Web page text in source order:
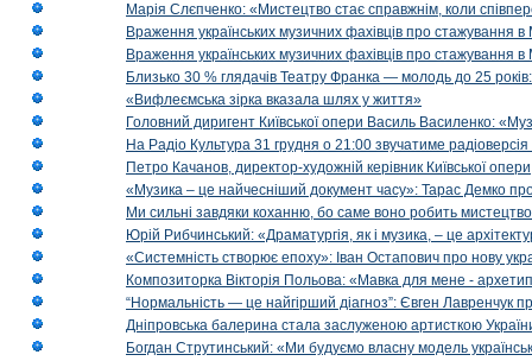
Марія Слєпченко: «Мистецтво стає справжнім, коли
Враження українських музичних фахівців про стажування
Враження українських музичних фахівців про стажування
Близько 30 % глядачів Театру Франка — молодь до 25
«Вифлеємська зірка вказала шлях у життя»
Головний диригент Київської опери Василь Василенко:
На Радіо Культура 31 грудня о 21:00 звучатиме
Петро Качанов, директор-художній керівник Київської опери
«Музика – це найчесніший документ часу»: Тарас Демко
Ми сильні завдяки коханню, бо саме воно робить
Юрій Рибчинський: «Драматургія, як і музика, – це
«Системність створює епоху»: Іван Остапович про нову
Композиторка Вікторія Польова: «Мавка для мене -
“Нормальність — це найгірший діагноз”: Євген Лавренчук
Дніпровська балерина стала заслуженою артисткою
Богдан Струтинський: «Ми будуємо власну модель